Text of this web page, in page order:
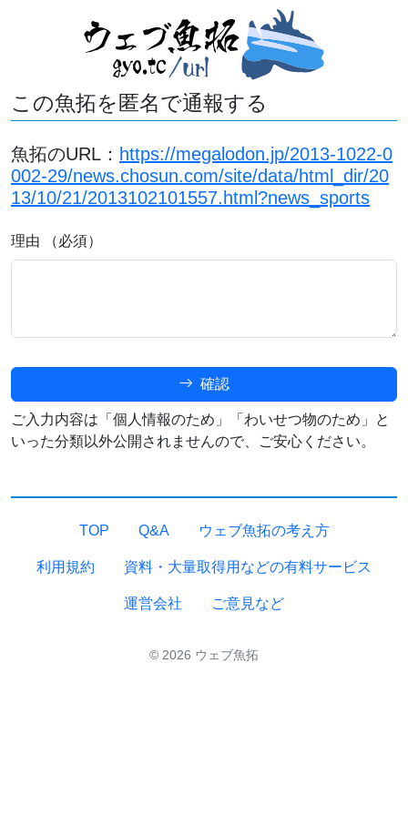
この魚拓を匿名で通報する
魚拓のURL： https://megalodon.jp/2013-1022-0
002-29/news.chosun.com/site/data/html_dir/20
13/10/21/2013102101557.html?news_sports
理由 （必須）
確認
ご入力内容は「個人情報のため」「わいせつ物のため」と
いった分類以外公開されませんので、ご安心ください。
TOP Q&A ウェブ魚拓の考え方
利用規約 資料・大量取得用などの有料サービス
運営会社 ご意見など
© 2026 ウェブ魚拓